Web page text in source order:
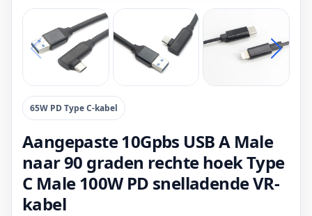
65W PD Type C-kabel
Aangepaste 10Gpbs USB A Male
naar 90 graden rechte hoek Type
C Male 100W PD snelladende VR-
kabel